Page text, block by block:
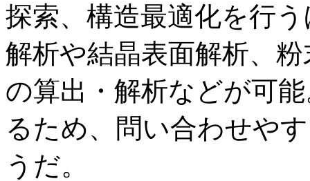
探索、構造最適化を行
解析や結晶表面解析、
の算出・解析などが可
るため、問い合わせや
うだ。